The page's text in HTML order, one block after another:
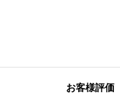
お客様評価